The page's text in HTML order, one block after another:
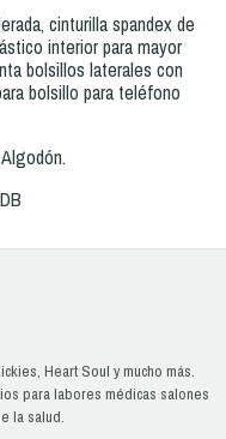
cinturilla spandex de
interior para mayor
bolsillos laterales con
bolsillo para teléfono
Heart Soul y mucho más.
para labores médicas salones
la salud.